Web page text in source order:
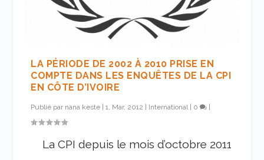
LA PÉRIODE DE 2002 À 2010 PRISE EN
COMPTE DANS LES ENQUÊTES DE LA CPI
EN CÔTE D’IVOIRE
Publié par nana keste |1, Mar, 2012 International| 0
La CPI depuis le mois d’octobre 2011